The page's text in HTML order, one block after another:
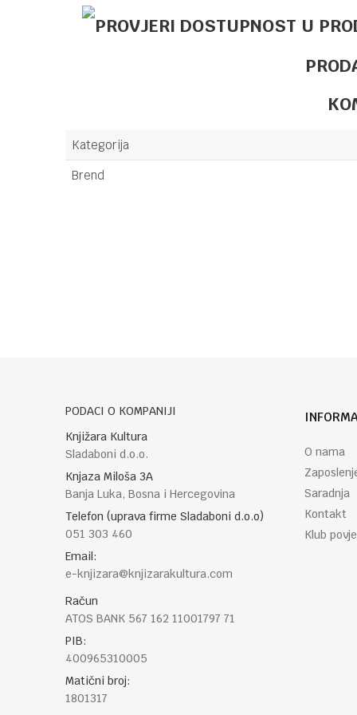
Kategorija
Brend
PODACI O KOMPANIJI
Knjižara Kultura
Sladaboni d.o.o.
Knjaza Miloša 3A
Banja Luka, Bosna i Hercegovina
Telefon (uprava firme Sladaboni d.o.o)
051 303 460
Email:
e-knjizara@knjizarakultura.com
Račun
ATOS BANK 567 162 11001797 71
PIB:
400965310005
Matični broj:
1801317
O nama
Saradnja
Kontakt
Klub